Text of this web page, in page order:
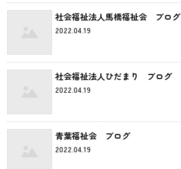
社会福祉法人馬橋福祉会 ブログ
2022.04.19
社会福祉法人ひだまり ブログ
2022.04.19
青葉福祉会 ブログ
2022.04.19